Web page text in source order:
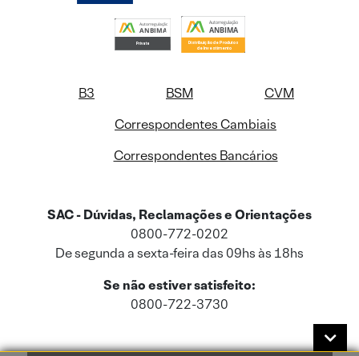
B3 BSM
CVM
Correspondentes Cambiais
Correspondentes Bancários
SAC - Dúvidas, Reclamações e Orientações
0800-772-0202
De segunda a sexta-feira das 09hs às 18hs
Se não estiver satisfeito:
0800-722-3730